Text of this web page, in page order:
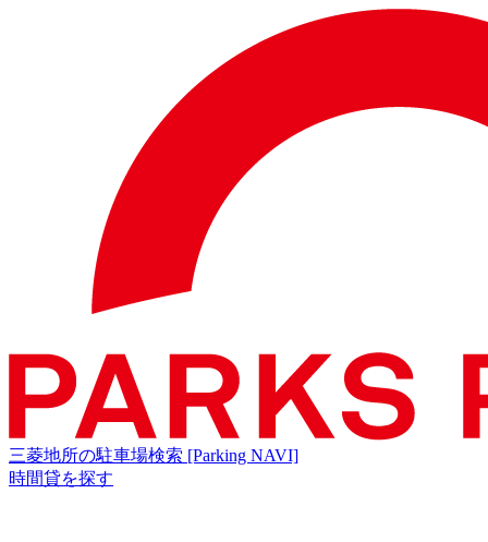
三菱地所の駐車場検索 [Parking NAVI]
時間貸を探す